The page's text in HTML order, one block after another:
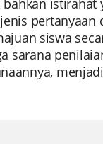
istirahat
siswa
sarana